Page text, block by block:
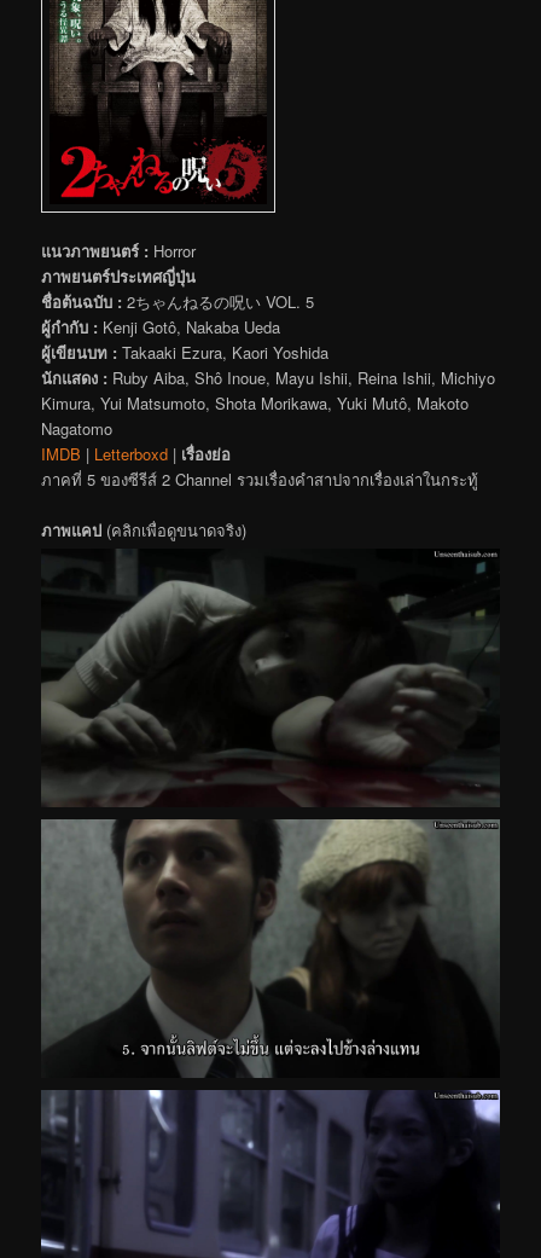
แนวภาพยนตร์ : Horror
ภาพยนตร์ประเทศญี่ปุ่น
ชื่อต้นฉบับ : 2ちゃんねるの呪い VOL. 5
ผู้กำกับ : Kenji Gotô, Nakaba Ueda
ผู้เขียนบท : Takaaki Ezura, Kaori Yoshida
นักแสดง : Ruby Aiba, Shô Inoue, Mayu Ishii, Reina Ishii, Michiyo
Kimura, Yui Matsumoto, Shota Morikawa, Yuki Mutô, Makoto
Nagatomo
IMDB | Letterboxd | เรื่องย่อ
ภาคที่ 5 ของซีรีส์ 2 Channel รวมเรื่องคำสาปจากเรื่องเล่าในกระทู้
ภาพแคป (คลิกเพื่อดูขนาดจริง)